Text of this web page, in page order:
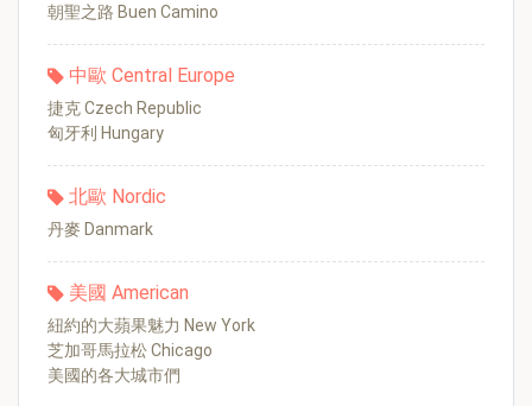
朝聖之路 Buen Camino
中歐 Central Europe
捷克 Czech Republic
匈牙利 Hungary
北歐 Nordic
丹麥 Danmark
美國 American
紐約的大蘋果魅力 New York
芝加哥馬拉松 Chicago
美國的各大城市們